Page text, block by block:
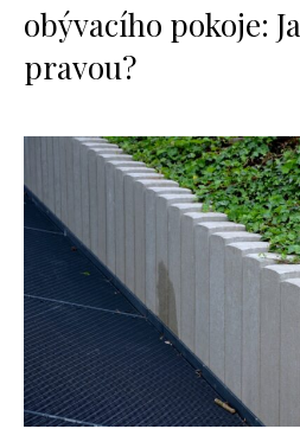
obývacího pokoje:
pravou?